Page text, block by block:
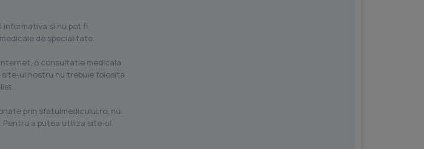
si nu pot fi
de specialitate.
o consultatie medicala
ul nostru nu trebuie folosita
prin sfatulmedicului.ro, nu
a putea utiliza site-ul